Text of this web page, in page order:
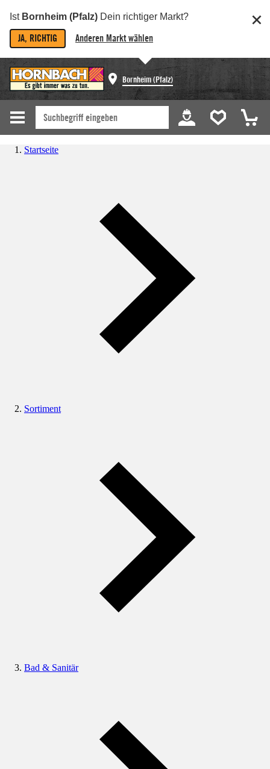
Ist Bornheim (Pfalz) Dein richtiger Markt?
JA, RICHTIG Anderen Markt wählen
Bornheim (Pfalz)
Startseite
Sortiment
Bad & Sanitär